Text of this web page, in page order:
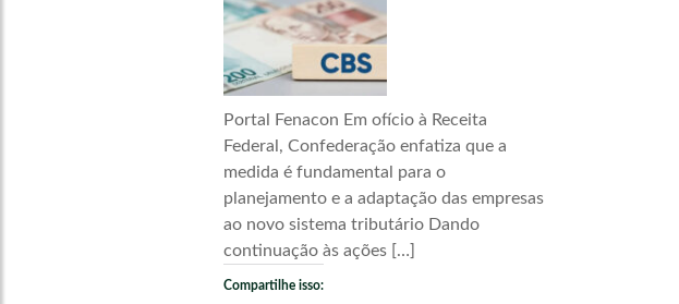
Portal Fenacon Em ofício à Receita
Federal, Confederação enfatiza que a
medida é fundamental para o
planejamento e a adaptação das empresas
ao novo sistema tributário Dando
continuação às ações […]
Compartilhe isso: